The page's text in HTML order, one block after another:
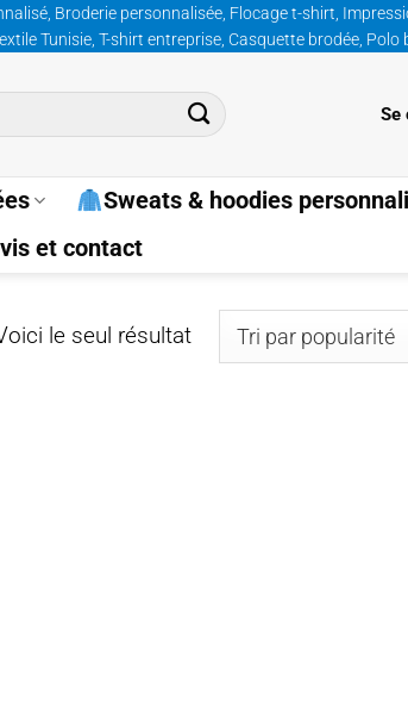
Broderie personnalisée, Flocage t-shirt,
Tunisie, T-shirt entreprise, Casquette brodée, Polo
Se
Sweats & hoodies
et contact
le seul résultat